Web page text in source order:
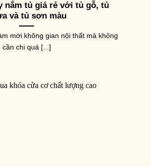
viền
nắm tủ giá rẻ với tủ gỗ, tủ
và tủ sơn màu
mới không gian nội thất mà không
cần chi quá [...]